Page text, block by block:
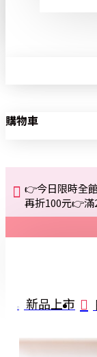
購物車
👉今日限時全
再折100元👉滿
新品上市